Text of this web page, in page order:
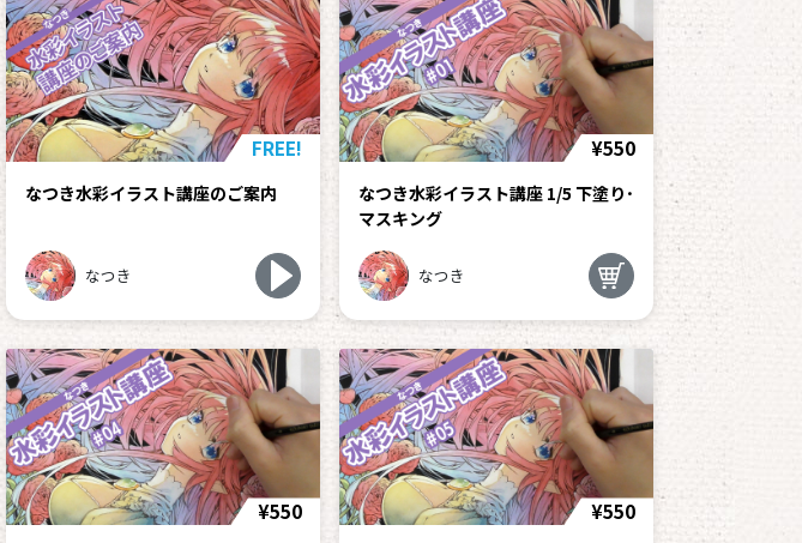
FREE!
なつき水彩イラスト講座のご案内
なつき
¥550
なつき水彩イラスト講座 1/5 下塗り･
マスキング
なつき
¥550 ¥550